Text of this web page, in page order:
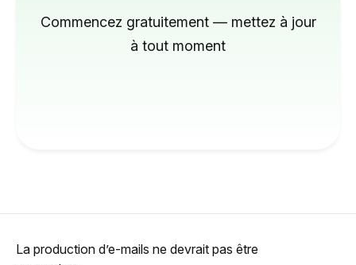
Commencez gratuitement — mettez à jour
à tout moment
La production d’e-mails ne devrait pas être